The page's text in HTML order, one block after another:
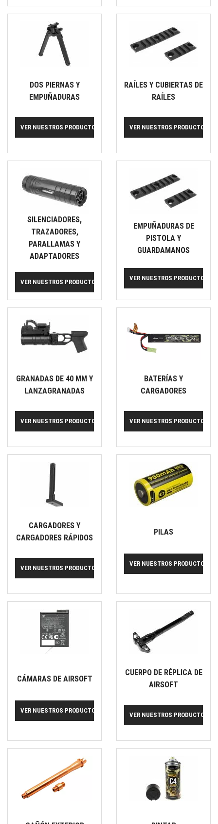
DOS PIERNAS Y
EMPUÑADURAS
VER NUESTROS PRODUCTOS
RAÍLES Y CUBIERTAS DE
RAÍLES
VER NUESTROS PRODUCTOS
SILENCIADORES,
TRAZADORES,
PARALLAMAS Y
ADAPTADORES
VER NUESTROS PRODUCTOS
EMPUÑADURAS DE
PISTOLA Y
GUARDAMANOS
VER NUESTROS PRODUCTOS
GRANADAS DE 40 MM Y
LANZAGRANADAS
VER NUESTROS PRODUCTOS
BATERÍAS Y
CARGADORES
VER NUESTROS PRODUCTOS
CARGADORES Y
CARGADORES RÁPIDOS
VER NUESTROS PRODUCTOS
PILAS
VER NUESTROS PRODUCTOS
CÁMARAS DE AIRSOFT
VER NUESTROS PRODUCTOS
CUERPO DE RÉPLICA DE
AIRSOFT
VER NUESTROS PRODUCTOS